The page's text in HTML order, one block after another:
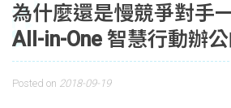
為什麼還是慢競爭對手
All-in-One 智慧行動辦
Posted on 2018-09-19